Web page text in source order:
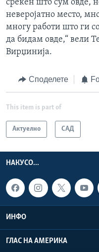
среќен што сум овде,
неверојатно место,
многу работи што ги
да бидам овде,“ вели
Вирџинија.
Споделете
This item is part of
Актуелно САД
НАКУСО...
ИНФО
ГЛАС НА АМЕРИКА